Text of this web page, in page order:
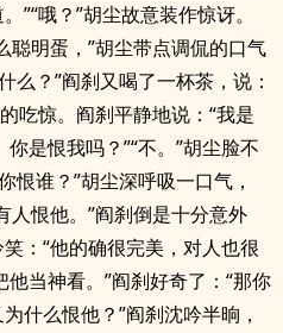
”“哦？”胡尘故意装作惊讶。
聪明蛋，”胡尘带点调侃的口气
么？”阎刹又喝了一杯茶，说：
吃惊。阎刹平静地说：“我是
是恨我吗？”“不。”胡尘脸不
恨谁？”胡尘深呼吸一口气，
人恨他。”阎刹倒是十分意外
：“他的确很完美，对人也很
当神看。”阎刹好奇了：“那你
什么恨他？”阎刹沈吟半晌，